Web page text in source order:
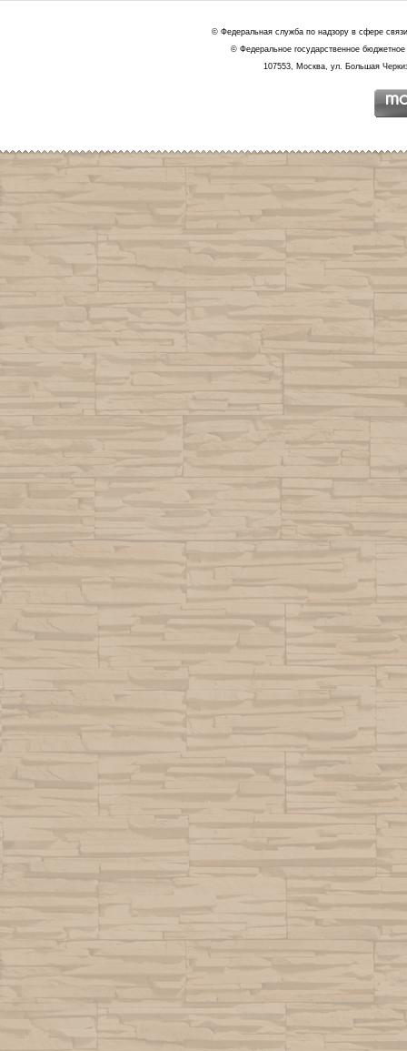
© Федеральная служба по надзору в сфере
© Федеральное государственное
107553, Москва, ул. Большая